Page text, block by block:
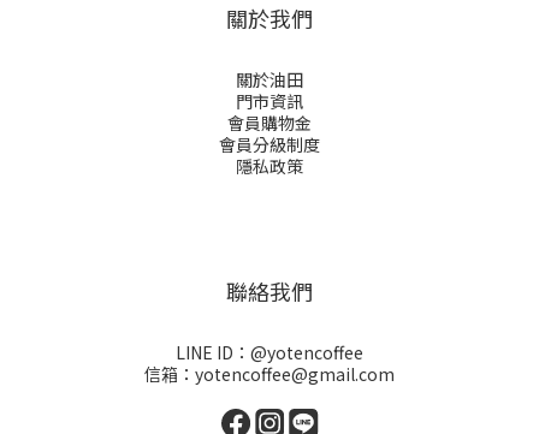
關於我們
關於油田
門市資訊
會員購物金
會員分級制度
隱私政策
聯絡我們
LINE ID：@yotencoffee
信箱：yotencoffee@gmail.com